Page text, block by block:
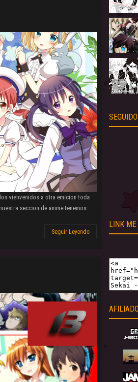
vienvenidos a otra emicion toda
seccion de anime tenemos
Seguir Leyendo
LINK ME